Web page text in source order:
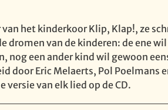
het kinderkoor Klip, Klap!, ze
dromen van de kinderen: de ene wil
nog een ander kind wil gewoon
door Eric Melaerts, Pol Poelmans
van elk lied op de CD.